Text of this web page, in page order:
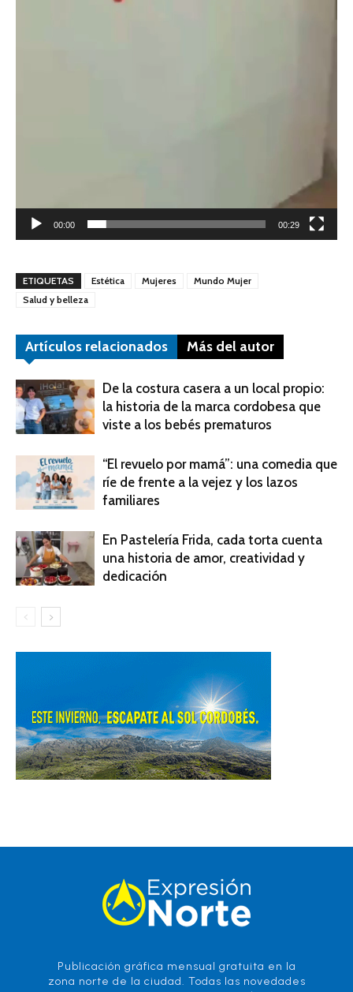
00:00 00:29
ETIQUETAS Estética Mujeres
Mundo Mujer
Salud y belleza
Artículos relacionados Más del autor
De la costura casera a un local propio:
la historia de la marca cordobesa que
viste a los bebés prematuros
“El revuelo por mamá”: una comedia que
ríe de frente a la vejez y los lazos
familiares
En Pastelería Frida, cada torta cuenta
una historia de amor, creatividad y
dedicación
Publicación gráfica mensual gratuita en la
zona norte de la ciudad. Todas las novedades